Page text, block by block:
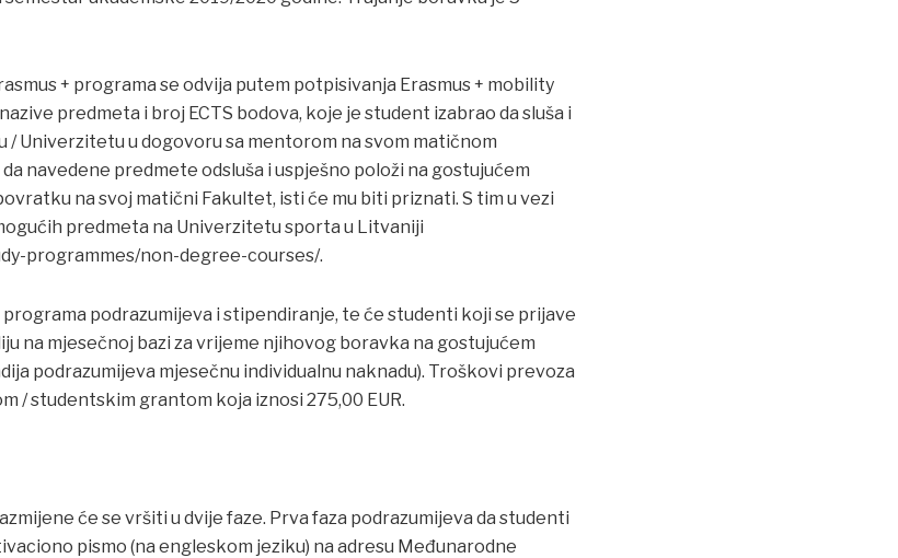
+ programa se odvija putem potpisivanja Erasmus + mobility
predmeta i broj ECTS bodova, koje je student izabrao da sluša i
/ Univerzitetu u dogovoru sa mentorom na svom matičnom
navedene predmete odsluša i uspješno položi na gostujućem
na svoj matični Fakultet, isti će mu biti priznati. S tim u vezi
predmeta na Univerzitetu sporta u Litvaniji
programmes/non-degree-courses/.
programa podrazumijeva i stipendiranje, te će studenti koji se prijave
na mjesečnoj bazi za vrijeme njihovog boravka na gostujućem
podrazumijeva mjesečnu individualnu naknadu). Troškovi prevoza
/ studentskim grantom koja iznosi 275,00 EUR.
će se vršiti u dvije faze. Prva faza podrazumijeva da studenti
pismo (na engleskom jeziku) na adresu Međunarodne